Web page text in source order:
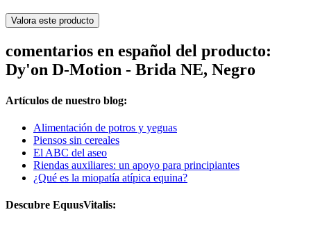
Valora este producto
comentarios en español del producto:
Dy'on D-Motion - Brida NE, Negro
Artículos de nuestro blog:
Alimentación de potros y yeguas
Piensos sin cereales
El ABC del aseo
Riendas auxiliares: un apoyo para principiantes
¿Qué es la miopatía atípica equina?
Descubre EquusVitalis: